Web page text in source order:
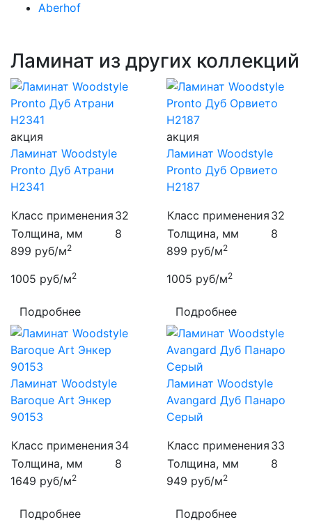
Aberhof
Ламинат из других коллекций
акция
Ламинат Woodstyle
Pronto Дуб Атрани
H2341
Класс применения 32
Толщина, мм
8
899 руб/м2
1005 руб/м2
Подробнее
акция
Ламинат Woodstyle
Pronto Дуб Орвието
H2187
Класс применения 32
Толщина, мм
8
899 руб/м2
1005 руб/м2
Подробнее
Ламинат Woodstyle
Baroque Art Энкер
90153
Класс применения 34
Толщина, мм
8
1649 руб/м2
Подробнее
Ламинат Woodstyle
Avangard Дуб Панаро
Серый
Класс применения 33
Толщина, мм
8
949 руб/м2
Подробнее